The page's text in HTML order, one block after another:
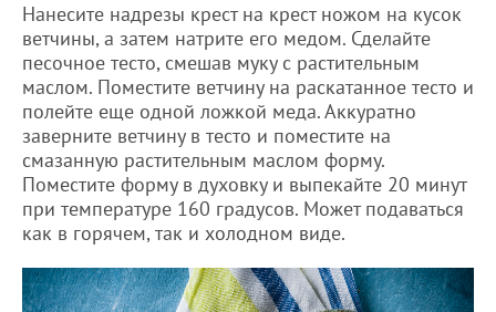
Нанесите надрезы крест на крест ножом на кусок
ветчины, а затем натрите его медом. Сделайте
песочное тесто, смешав муку с растительным
маслом. Поместите ветчину на раскатанное тесто и
полейте еще одной ложкой меда. Аккуратно
заверните ветчину в тесто и поместите на
смазанную растительным маслом форму.
Поместите форму в духовку и выпекайте 20 минут
при температуре 160 градусов. Может подаваться
как в горячем, так и холодном виде.